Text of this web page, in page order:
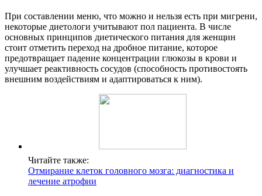
При составлении меню, что можно и нельзя есть при мигрени,
некоторые диетологи учитывают пол пациента. В числе
основных принципов диетического питания для женщин
стоит отметить переход на дробное питание, которое
предотвращает падение концентрации глюкозы в крови и
улучшает реактивность сосудов (способность противостоять
внешним воздействиям и адаптироваться к ним).
Читайте также:
Отмирание клеток головного мозга: диагностика и
лечение атрофии